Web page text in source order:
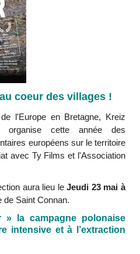
coeur des villages !
l'Europe en Bretagne, Kreiz
organise cette année des
européens sur le territoire
avec Ty Films et l'Association
aura lieu leJeudi 23 mai à
de Saint Connan.
» la campagne polonaise
intensive et à l’extraction